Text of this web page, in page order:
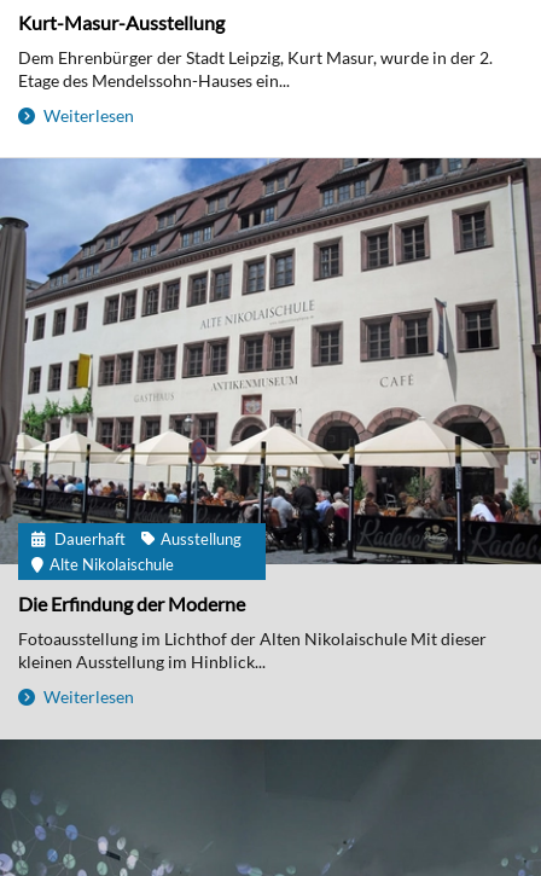
Kurt-Masur-Ausstellung
Dem Ehrenbürger der Stadt Leipzig, Kurt Masur, wurde in der 2.
Etage des Mendelssohn-Hauses ein...
Weiterlesen
Dauerhaft
Ausstellung
Alte Nikolaischule
Die Erfindung der Moderne
Fotoausstellung im Lichthof der Alten Nikolaischule Mit dieser
kleinen Ausstellung im Hinblick...
Weiterlesen